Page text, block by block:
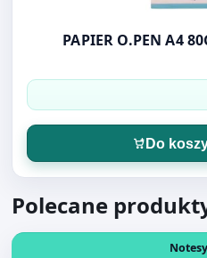
PAPIER O.PEN A4
Do
Polecane
Otwórz produkt: Kostka